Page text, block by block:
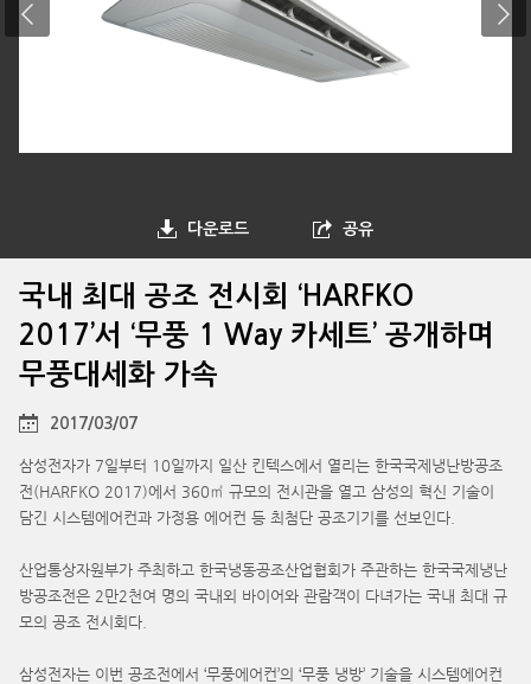
다운로드 공유
국내 최대 공조 전시회 ‘HARFKO
2017’서 ‘무풍 1 Way 카세트’ 공개하며
무풍대세화 가속
2017/03/07
삼성전자가 7일부터 10일까지 일산 킨텍스에서 열리는 한국국제냉난방공조
전(HARFKO 2017)에서 360㎡ 규모의 전시관을 열고 삼성의 혁신 기술이
담긴 시스템에어컨과 가정용 에어컨 등 최첨단 공조기기를 선보인다.
산업통상자원부가 주최하고 한국냉동공조산업협회가 주관하는 한국국제냉난
방공조전은 2만2천여 명의 국내외 바이어와 관람객이 다녀가는 국내 최대 규
모의 공조 전시회다.
삼성전자는 이번 공조전에서 ‘무풍에어컨’의 ‘무풍 냉방’ 기술을 시스템에어컨